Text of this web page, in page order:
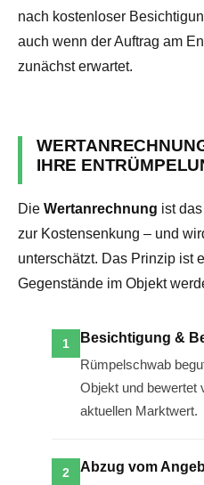
nach kostenloser
auch wenn der Auftrag am
zunächst erwartet.
IHRE
Die Wertanrechnung ist
zur Kostensenkung – und
unterschätzt. Das Prinzip ist
Gegenstände im Objekt
Besichtigung &
Rümpelschwab
Objekt und bewertet
aktuellen Marktwert.
Abzug vom